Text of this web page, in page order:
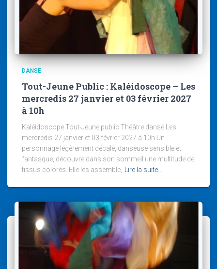
DANSE
Tout-Jeune Public : Kaléidoscope – Les
mercredis 27 janvier et 03 février 2027
à 10h
Kaléidoscope Tout-Jeune public Théâtre danse Les
mercredis 27 janvier et 03 février 2027 à 10h Un
personnage légèrement décalé, danseuse sensible et
fantasque, découvre dans son sommeil une multitude de
tissus colorés. Elle les assemble,
Lire la suite…